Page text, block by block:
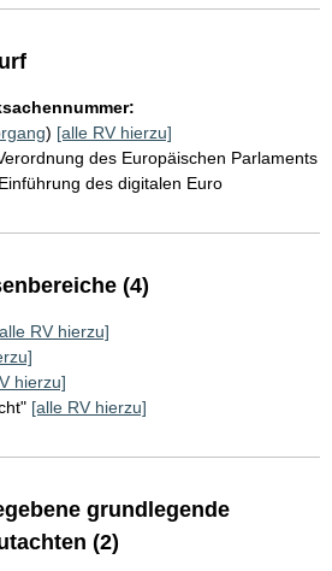
) [alle RV hierzu]
des Europäischen Parlaments
des digitalen Euro
(4)
RV hierzu]
hierzu]
[alle RV hierzu]
grundlegende
(2)